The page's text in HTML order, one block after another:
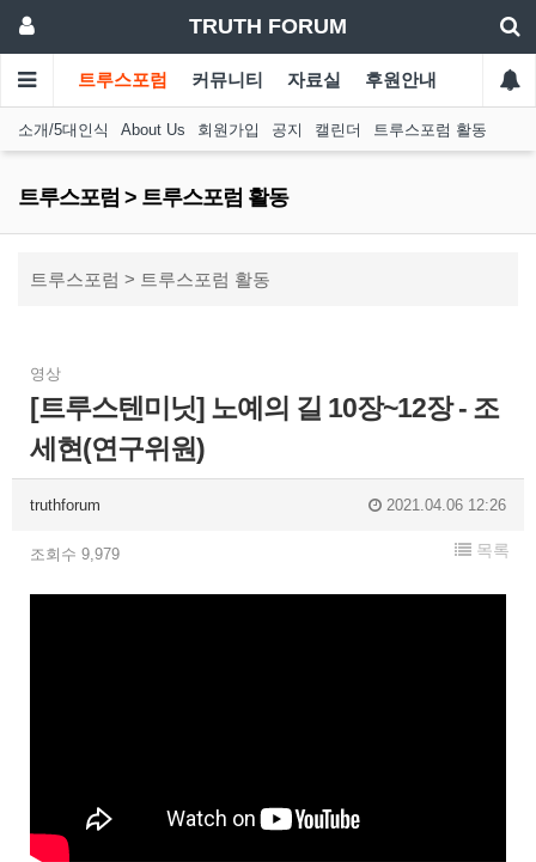
TRUTH FORUM
트루스포럼 커뮤니티 자료실 후원안내
소개/5대인식 About Us 회원가입 공지 캘린더 트루스포럼 활동
트루스포럼 > 트루스포럼 활동
트루스포럼 > 트루스포럼 활동
영상
[트루스텐미닛] 노예의 길 10장~12장 - 조
세현(연구위원)
truthforum 2021.04.06 12:26
조회수 9,979 목록